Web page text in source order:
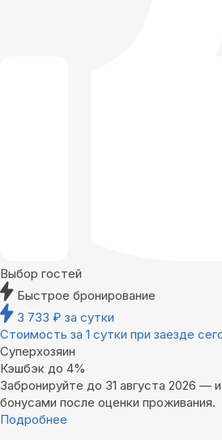
Выбор гостей
Быстрое бронирование
3 733 ₽ за сутки
Стоимость за 1 сутки при заезде
Суперхозяин
Кэшбэк до 4%
Забронируйте до 31 августа 2026 —
бонусами после оценки проживания.
Подробнее